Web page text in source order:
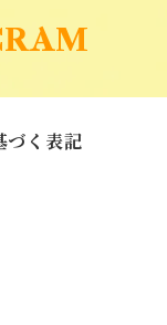
づく表記